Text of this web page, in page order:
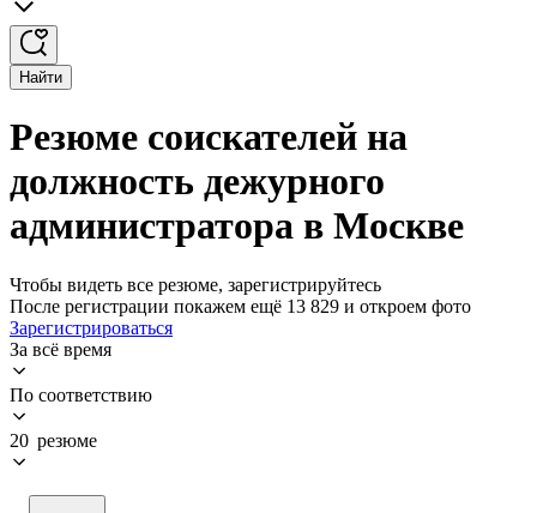
Найти
Резюме соискателей на
должность дежурного
администратора в Москве
Чтобы видеть все резюме, зарегистрируйтесь
После регистрации покажем ещё 13 829 и откроем фото
Зарегистрироваться
За всё время
По соответствию
20 резюме